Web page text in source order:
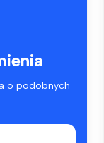
o podobnych